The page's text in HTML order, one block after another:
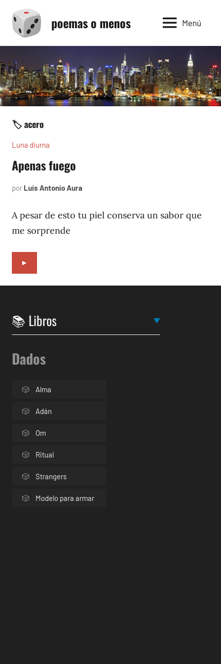
contenido
poemas o menos Menú
🏷️ acero
Luna diurna
Apenas fuego
por Luis Antonio Aura
2002
A pesar de esto tu piel conserva un sabor que
me sorprende
►
Dados
Alma
Adán
Om
Ritual
Strangers
Modelo para armar